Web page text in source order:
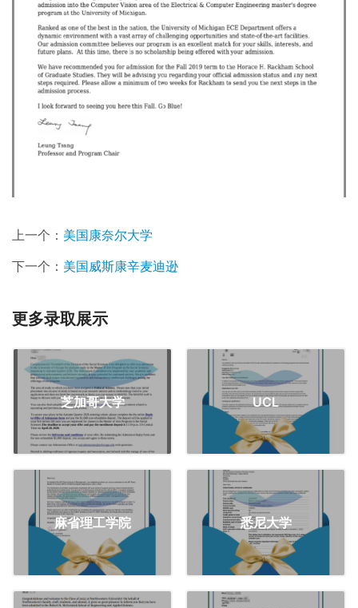
上一个： 美国康奈尔大学
下一个： 美国威斯康辛麦迪逊
更多录取展示
芝加哥大学 UCL
麻省理工学院 悉尼大学